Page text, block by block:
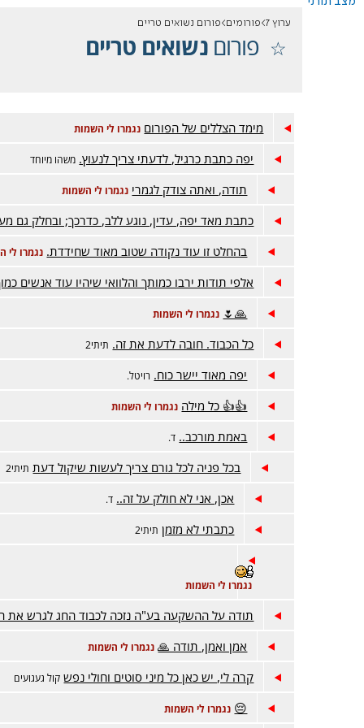
ערוץ 7 פורומים פורום נשואים טריים
פורוםנשואים טריים
מימד הצללים של הפורום נגמרו לי השמות
יפה כתבת כרגיל, לדעתי צריך לנעוץ. משהו מיוחד
תודה, ואתה צודק לגמרי נגמרו לי השמות
כתבת מאד יפה, עדין, נוגע ללב, כדרכך; ובחלק גם
בהחלט זו עוד נקודה שטוב מאוד שחידדת. נגמרו לי
אלפי תודות ירבו כמותך והלוואי שיהיו עוד אנשים
🙏🌷 נגמרו לי השמות
כל הכבוד. חובה לדעת את זה. תיתי2
יפה מאוד יישר כוח. רויטל.
👍👍 כל מילה נגמרו לי השמות
באמת מורכב.. ד.
בכל פניה לכל גורם צריך לעשות שיקול דעת תיתי2
אכן, אני לא חולק על זה.. ד.
כתבתי לא מזמן תיתי2
נגמרו לי השמות
תודה על ההשקעה בע"ה נזכה לכבוד החג לגרש את
אמן ואמן, תודה 🙏 נגמרו לי השמות
קרה לי, יש כאן כל מיני סוטים וחולי נפש קול געגועים
😔 נגמרו לי השמות